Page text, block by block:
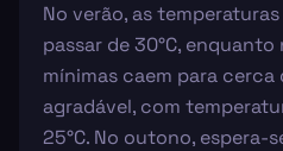
No verão, as
passar de 30°C,
mínimas caem para cerca
agradável, com
25°C. No outono, espera-